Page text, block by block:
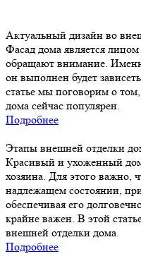
Актуальный дизайн во
Фасад дома является
обращают внимание.
он выполнен будет
статье мы поговорим о
дома сейчас популярен.
Подробнее
Этапы внешней отделки
Красивый и ухоженный
хозяина. Для этого важно,
надлежащем состоянии,
обеспечивая его
крайне важен. В этой
внешней отделки дома.
Подробнее